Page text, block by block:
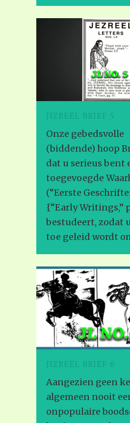
JIZREËL BRIEF 5
Onze gebedsvolle
(biddende) hoop
dat u serieus bent
toegevoegde
(“Eerste
{“Early Writings,”
bestudeert, zodat
toe geleid wordt
JIZREËL BRIEF 6
Aangezien geen
algemeen nooit
onpopulaire